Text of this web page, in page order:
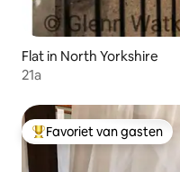
Flat in North Yorkshire
21a
Topfavoriet van gasten
Favoriet van gasten